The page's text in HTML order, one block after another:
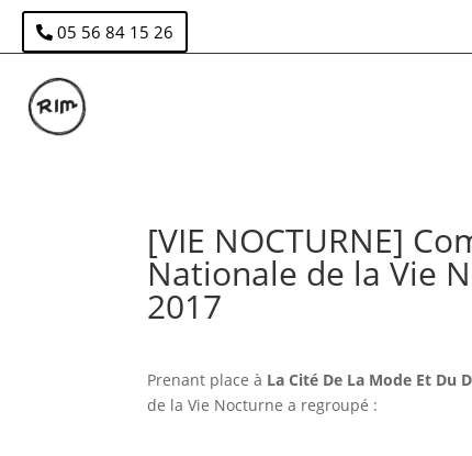
05 56 84 15 26
[VIE NOCTURNE]
Nationale de la Vie
2017
Prenant place à La Cité De La Mode Et Du
de la Vie Nocturne a regroupé :